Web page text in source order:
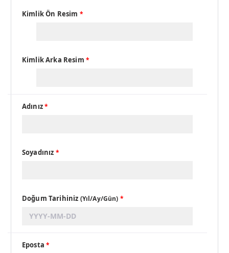
Kimlik Ön Resim *
Kimlik Arka Resim *
Adınız*
Soyadınız *
Doğum Tarihiniz (Yıl/Ay/Gün) *
Eposta*